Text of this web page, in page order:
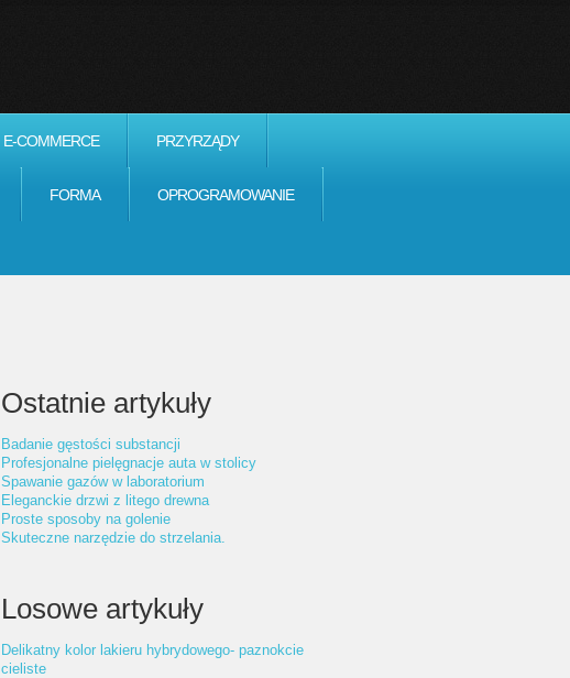
E-COMMERCE PRZYRZĄDY
FORMA OPROGRAMOWANIE
Ostatnie artykuły
Badanie gęstości substancji
Profesjonalne pielęgnacje auta w stolicy
Spawanie gazów w laboratorium
Eleganckie drzwi z litego drewna
Proste sposoby na golenie
Skuteczne narzędzie do strzelania.
Losowe artykuły
Delikatny kolor lakieru hybrydowego- paznokcie
cieliste